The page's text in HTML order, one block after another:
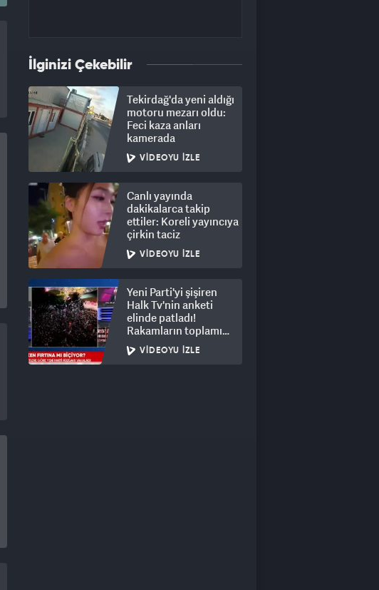
İlginizi Çekebilir
Tekirdağ'da yeni aldığı
motoru mezarı oldu:
Feci kaza anları
kamerada
VIDEOYU İZLE
Canlı yayında
dakikalarca takip
ettiler: Koreli yayıncıya
çirkin taciz
VIDEOYU İZLE
Yeni Parti'yi şişiren
Halk Tv'nin anketi
elinde patladı!
Rakamların toplamı
dalga konusu oldu
VIDEOYU İZLE